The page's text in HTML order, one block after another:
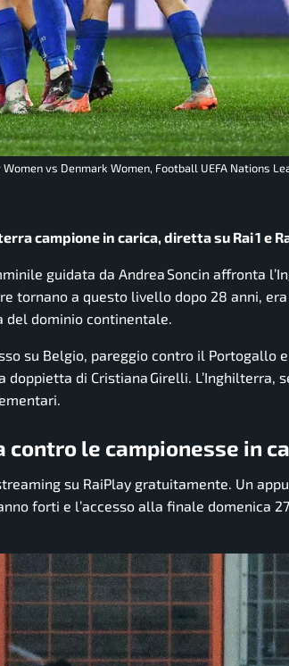
vs Denmark Women, Football UEFA Nations
campione in carica, diretta su Rai 1 e
guidata da Andrea Soncin affronta
tornano a questo livello dopo 28 anni, era
del dominio continentale.
su Belgio, pareggio contro il Portogallo
di Cristiana Girelli. L’Inghilterra,
le campionesse in
su RaiPlay gratuitamente. Un
forti e l’accesso alla finale domenica